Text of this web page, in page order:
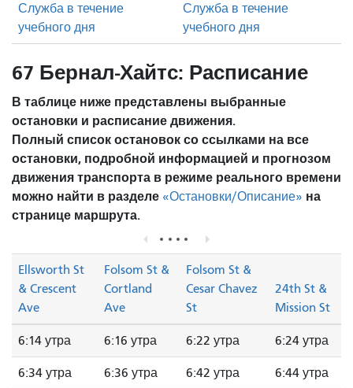
Служба в течение
учебного дня
Служба в течение
учебного дня
67 Бернал-Хайтс: Расписание
В таблице ниже представлены выбранные
остановки и расписание движения.
Полный список остановок со ссылками на все
остановки, подробной информацией и прогнозом
движения транспорта в режиме реального времени
можно найти в разделе «Остановки/Описание» на
странице маршрута.
Ellsworth St
& Crescent
Ave
Folsom St &
Cortland
Ave
Folsom St &
Cesar Chavez
St
24th St &
Mission St
6:14 утра 6:16 утра 6:22 утра 6:24 утра
6:34 утра 6:36 утра 6:42 утра 6:44 утра